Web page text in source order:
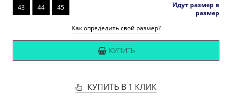
43 44 45
Идут размер в
размер
Как определить свой размер?
КУПИТЬ
КУПИТЬ В 1 КЛИК